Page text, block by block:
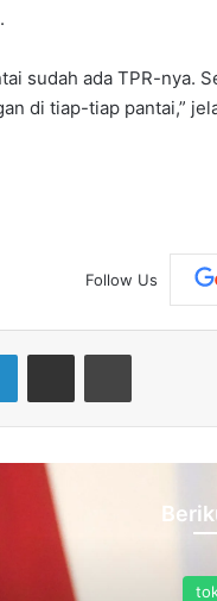
sudah ada TPR-nya.
di tiap-tiap pantai,”
Follow Us